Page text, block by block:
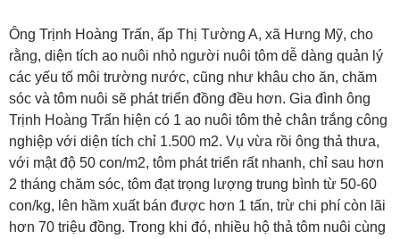
Ông Trịnh Hoàng Trấn, ấp Thị Tường A, xã Hưng Mỹ, cho
rằng, diện tích ao nuôi nhỏ người nuôi tôm dễ dàng quản lý
các yếu tố môi trường nước, cũng như khâu cho ăn, chăm
sóc và tôm nuôi sẽ phát triển đồng đều hơn. Gia đình ông
Trịnh Hoàng Trấn hiện có 1 ao nuôi tôm thẻ chân trắng công
nghiệp với diện tích chỉ 1.500 m2. Vụ vừa rồi ông thả thưa,
với mật độ 50 con/m2, tôm phát triển rất nhanh, chỉ sau hơn
2 tháng chăm sóc, tôm đạt trọng lượng trung bình từ 50-60
con/kg, lên hầm xuất bán được hơn 1 tấn, trừ chi phí còn lãi
hơn 70 triệu đồng. Trong khi đó, nhiều hộ thả tôm nuôi cùng